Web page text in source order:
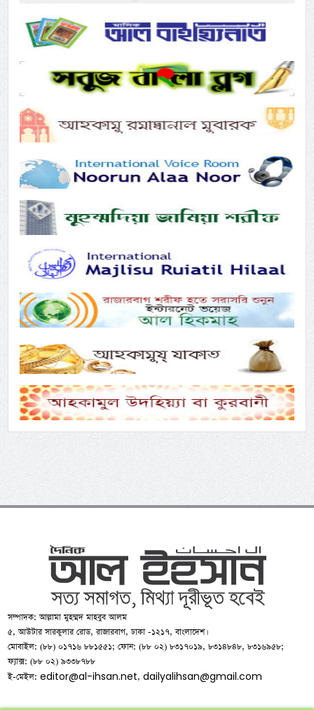
সম্পাদক: আল্লামা মুহম্মদ মাহবুব আলম
৫, আউটার সারকুলার রোড, রাজারবাগ, ঢাকা -১২১৭, বাংলাদেশ।
মোবাইল: (৮৮) ০১৭১৬ ৮৮১৫৫১; ফোন: (৮৮ ০২) ৮৩১৭০১৯, ৮৩১৪৮৪৮, ৮৩১৬৯৫৮;
ফ্যাক্স: (৮৮ ০২) ৯৩৩৮৭৮৮
ই-মেইল:editor@al-ihsan.net,dailyalihsan@gmail.com